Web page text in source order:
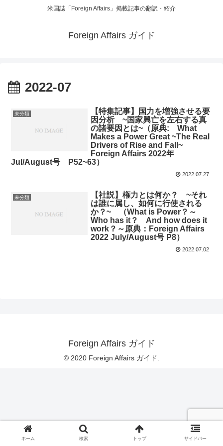
米国誌「Foreign Affairs」掲載記事の翻訳・紹介
Foreign Affairs ガイド
2022-07
未分類
【特集記事】国力を増強させる要
因分析 ~国家興亡を左右する真
の諸要因とは~（原典: What
Makes a Power Great ~The Real
Drivers of Rise and Fall~
Foreign Affairs 2022年
Jul/August号 P52~63）
2022.07.27
未分類
【社説】権力とは何か？ ~それ
は誰に属し、如何に行使される
か？~ （What is Power？～
Who has it？ And how does it
work？～原典：Foreign Affairs
2022 July/August号 P8）
2022.07.02
Foreign Affairs ガイド
© 2020 Foreign Affairs ガイド.
ホーム 検索 トップ サイドバー